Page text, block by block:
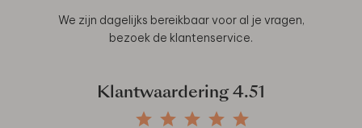
We zijn dagelijks bereikbaar voor al je vragen,
bezoek de klantenservice.
Klantwaardering 4.51